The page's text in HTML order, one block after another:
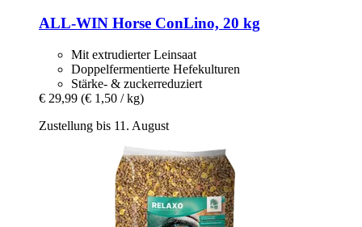
ALL-WIN Horse ConLino, 20 kg
Mit extrudierter Leinsaat
Doppelfermentierte Hefekulturen
Stärke- & zuckerreduziert
€ 29,99 (€ 1,50 / kg)
Zustellung bis 11. August